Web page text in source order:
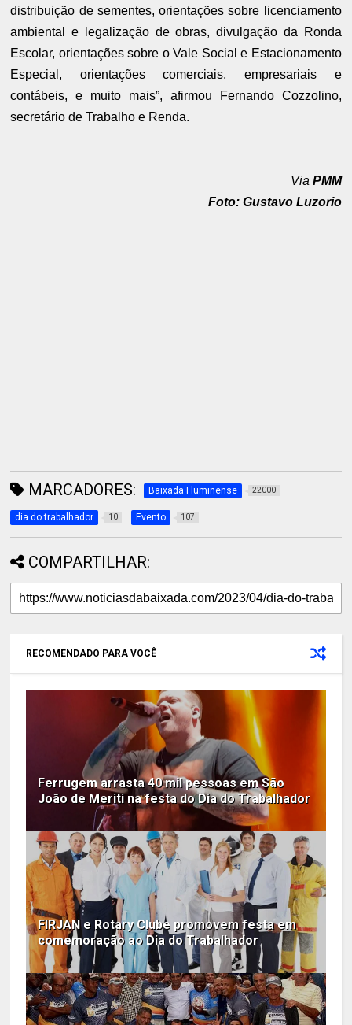
distribuição de sementes, orientações sobre licenciamento
ambiental e legalização de obras, divulgação da Ronda
Escolar, orientações sobre o Vale Social e Estacionamento
Especial, orientações comerciais, empresariais e
contábeis, e muito mais”, afirmou Fernando Cozzolino,
secretário de Trabalho e Renda.
Via PMM
Foto: Gustavo Luzorio
MARCADORES: Baixada Fluminense 22000
dia do trabalhador 10 Evento 107
COMPARTILHAR:
RECOMENDADO PARA VOCÊ
Ferrugem arrasta 40 mil pessoas em São
João de Meriti na festa do Dia do Trabalhador
FIRJAN e Rotary Clube promovem festa em
comemoração ao Dia do Trabalhador